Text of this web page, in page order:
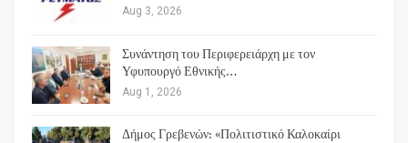
Aug 3, 2026
Συνάντηση του Περιφερειάρχη με τον
Υφυπουργό Εθνικής…
Aug 1, 2026
Δήμος Γρεβενών: «Πολιτιστικό Καλοκαίρι